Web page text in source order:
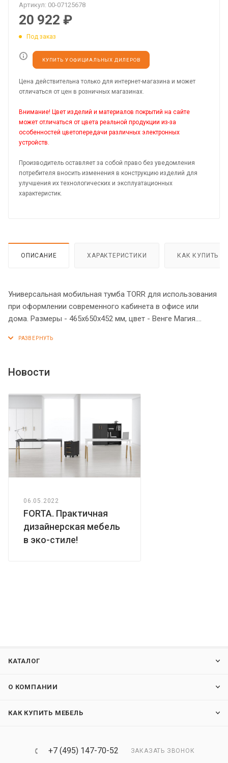
Артикул: 00-07125678
20 922 ₽
Под заказ
КУПИТЬ У ОФИЦИАЛЬНЫХ ДИЛЕРОВ
Цена действительна только для интернет-магазина и может
отличаться от цен в розничных магазинах.
Внимание! Цвет изделий и материалов покрытий на сайте
может отличаться от цвета реальной продукции из-за
особенностей цветопередачи различных электронных
устройств.
Производитель оставляет за собой право без уведомления
потребителя вносить изменения в конструкцию изделий для
улучшения их технологических и эксплуатационных
характеристик.
ОПИСАНИЕ ХАРАКТЕРИСТИКИ КАК КУПИТЬ
Универсальная мобильная тумба TORR для использования
при оформлении современного кабинета в офисе или
дома. Размеры - 465х650х452 мм, цвет - Венге Магия.
колесики с плавным ходом, надежная защита торцевых
Ящики тумбы оснащены центральным замком.
Новости
06.05.2022
FORTA. Практичная
дизайнерская мебель
в эко-стиле!
КАТАЛОГ
О КОМПАНИИ
КАК КУПИТЬ МЕБЕЛЬ
+7 (495) 147-70-52 ЗАКАЗАТЬ ЗВОНОК